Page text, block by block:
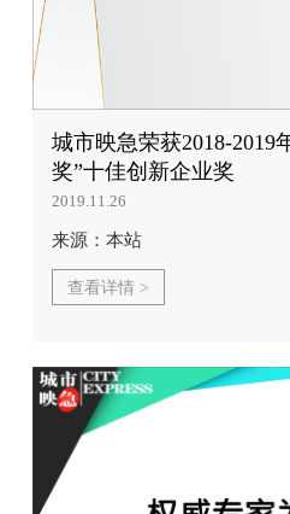
城市映急荣获2018-2019
奖”十佳创新企业奖
2019.11.26
来源：本站
查看详情 >